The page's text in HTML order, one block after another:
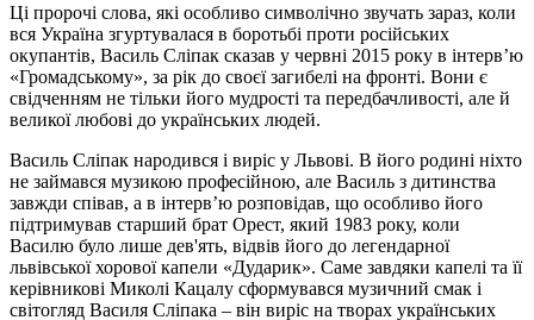
Ці пророчі слова, які особливо символічно звучать зараз, коли
вся Україна згуртувалася в боротьбі проти російських
окупантів, Василь Сліпак сказав у червні 2015 року в інтерв’ю
«Громадському», за рік до своєї загибелі на фронті. Вони є
свідченням не тільки його мудрості та передбачливості, але й
великої любові до українських людей.
Василь Сліпак народився і виріс у Львові. В його родині ніхто
не займався музикою професійною, але Василь з дитинства
завжди співав, а в інтерв’ю розповідав, що особливо його
підтримував старший брат Орест, який 1983 року, коли
Василю було лише дев'ять, відвів його до легендарної
львівської хорової капели «Дударик». Саме завдяки капелі та її
керівникові Миколі Кацалу сформувався музичний смак і
світогляд Василя Сліпака – він виріс на творах українських